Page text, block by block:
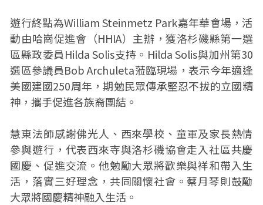
遊行終點為William Steinmetz Park嘉年華會場，活
動由哈崗促進會（HHIA）主辦，獲洛杉磯縣第一選
區縣政委員Hilda Solis支持。Hilda Solis與加州第30
選區參議員Bob Archuleta蒞臨現場，表示今年適逢
美國建國250周年，期勉民眾傳承堅忍不拔的立國精
神，攜手促進各族裔團結。
慧東法師感謝佛光人、西來學校、童軍及家長熱情
參與遊行，代表西來寺與洛杉磯協會走入社區共慶
國慶、促進交流。他勉勵大眾將歡樂與祥和帶入生
活，落實三好理念，共同關懷社會。蔡月琴則鼓勵
大眾將國慶精神融入生活。